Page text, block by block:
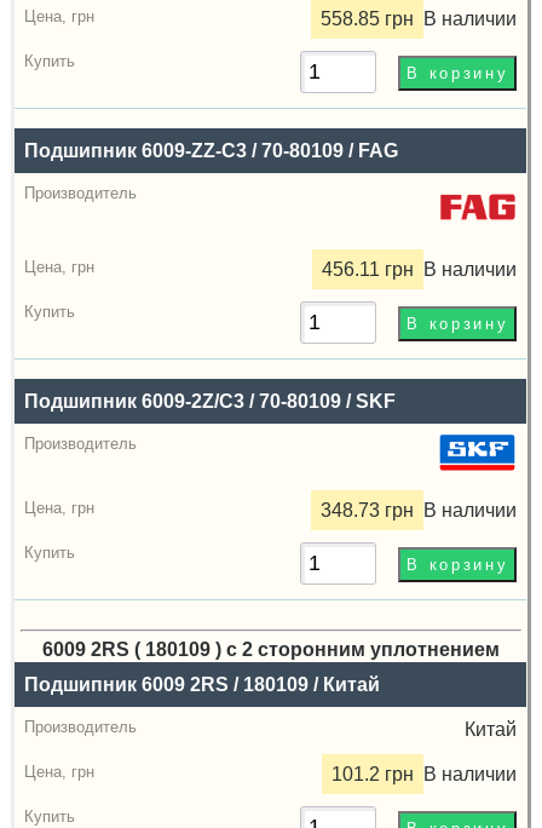
558.85 грн В наличии
Подшипник 6009-ZZ-C3 / 70-80109 / FAG
456.11 грн В наличии
Подшипник 6009-2Z/C3 / 70-80109 / SKF
348.73 грн В наличии
6009 2RS ( 180109 ) с 2 сторонним уплотнением
Назва
Производитель
Радиальный
Подшипник 6009 2RS / 180109 / Китай
Китай
101.2 грн В наличии